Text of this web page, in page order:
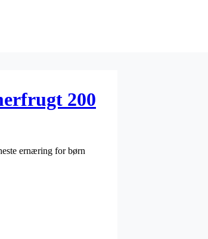
200
ernæring for børn